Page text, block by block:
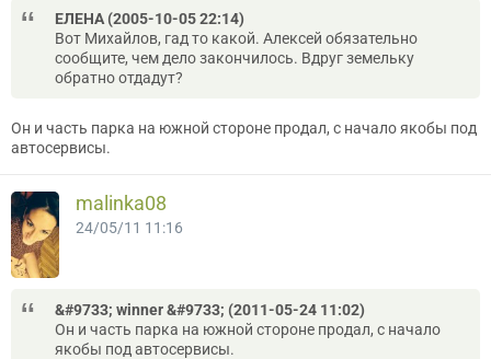
ЕЛЕНА (2005-10-05 22:14)
Вот Михайлов, гад то какой. Алексей обязательно
сообщите, чем дело закончилось. Вдруг земельку
обратно отдадут?
Он и часть парка на южной стороне продал, с начало якобы под
автосервисы.
malinka08
24/05/11 11:16
&#9733; winner &#9733; (2011-05-24 11:02)
Он и часть парка на южной стороне продал, с начало
якобы под автосервисы.